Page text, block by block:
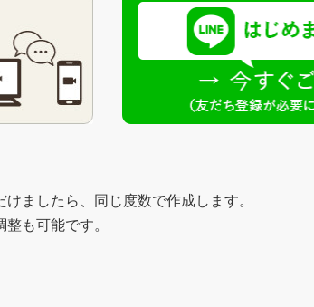
ましたら、同じ度数で作成します。
も可能です。